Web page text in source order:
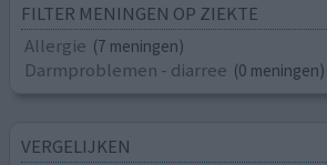
FILTER MENINGEN OP ZIEKTE
Allergie (7 meningen)
Darmproblemen - diarree (0 meningen)
VERGELIJKEN